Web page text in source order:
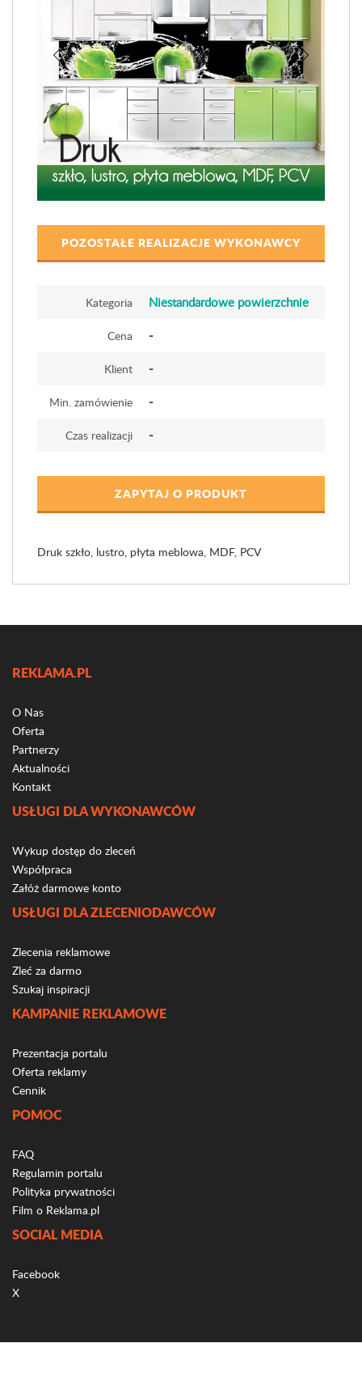
POZOSTAŁE REALIZACJE WYKONAWCY
Kategoria Niestandardowe powierzchnie
Cena -
Klient -
Min. zamówienie -
Czas realizacji -
ZAPYTAJ O PRODUKT
Druk szkło, lustro, płyta meblowa, MDF, PCV
REKLAMA.PL
O Nas
Oferta
Partnerzy
Aktualności
Kontakt
USŁUGI DLA WYKONAWCÓW
Wykup dostęp do zleceń
Współpraca
Załóż darmowe konto
USŁUGI DLA ZLECENIODAWCÓW
Zlecenia reklamowe
Zleć za darmo
Szukaj inspiracji
KAMPANIE REKLAMOWE
Prezentacja portalu
Oferta reklamy
Cennik
POMOC
FAQ
Regulamin portalu
Polityka prywatności
Film o Reklama.pl
SOCIAL MEDIA
Facebook
X